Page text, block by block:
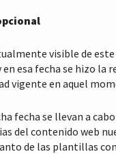
visible de
en esa fecha se hizo la
vigente en aquel
fecha se llevan a
del contenido web
de las plantillas